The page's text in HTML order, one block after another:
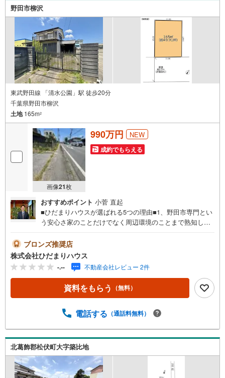
野田市柳沢
東武野田線 「清水公園」駅 徒歩20分
千葉県野田市柳沢
土地165m2
画像21枚
990万円 NEW
成約でもらえる
おすすめポイント 小菅 直起
■ひだまりハウスが選ばれる5つの理由■1、野田市専門とい
う安心さ家のことだけでなく周辺環境のことまで熟知して
しをお手伝いします！ 2、 難しい住宅ローン金利も納得
しながら選べる変動金利や固定金利など、最初からわから
なくても大丈夫です！当社の住宅ローンアドバイザーが銀
行とのお打ち合わせもサポートします。3、 宅建資格の保
有者が多数在籍宅建資格は知識と実務が必要な国家資格で
す。不動産売買に関する専門知識のある私たちにお任せく
いますので、急なご見学やお打ち合わせでもご応対できま
がけております。5、 お引渡し後も安心サポート住み始め
てからのお困り事やご相談があっても野田市内だから近く
て安心です。ご購入翌年の住宅ローン控除など税金の申請
手続きもお手伝いできます。その他にもたくさんのお客様
から「お喜びの声」をいただいておりますので、 を是
ブロンズ推奨店
株式会社ひだまりハウス
-.-- 不動産会社レビュー 2件
資料をもらう （無料）
電話する （通話料無料）
北葛飾郡松伏町大字築比地